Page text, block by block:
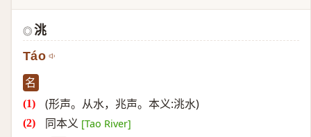
◎ 洮
Táo
名
(形声。从水，兆声。本义:洮水)
同本义 [Tao River]